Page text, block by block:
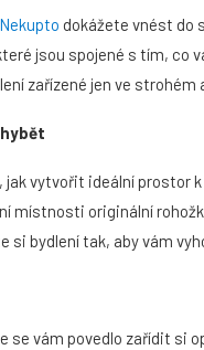
dokážete vnést do
jsou spojené s tím, co
zařízené jen ve strohém
jak vytvořit ideální prostor
místnosti originální
si bydlení tak, aby vám
se vám povedlo zařídit si